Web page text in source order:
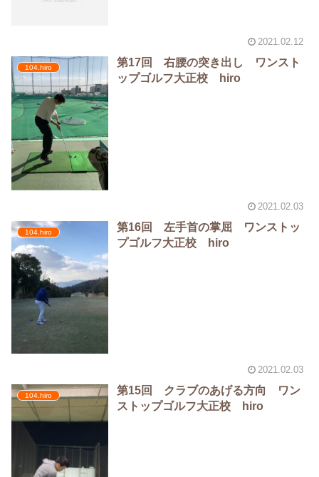
2021.02.12
104.hiro
第17回 右腰の突き出し ワンスト
ップゴルフ大正校 hiro
2021.02.03
104.hiro
第16回 左手首の掌屈 ワンストッ
プゴルフ大正校 hiro
2021.02.03
104.hiro
第15回 クラブのあげる方向 ワン
ストップゴルフ大正校 hiro